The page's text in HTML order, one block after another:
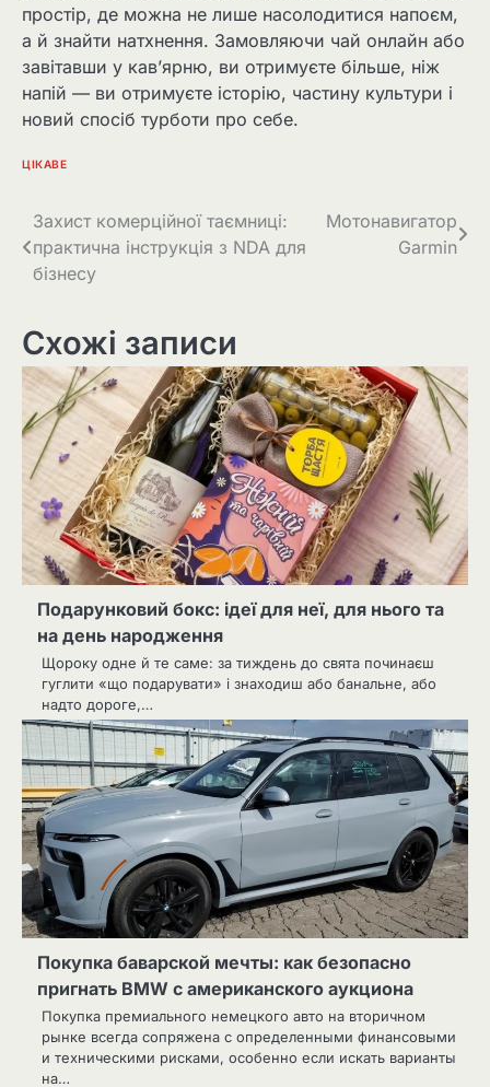
простір, де можна не лише насолодитися напоєм,
а й знайти натхнення. Замовляючи чай онлайн або
завітавши у кав’ярню, ви отримуєте більше, ніж
напій — ви отримуєте історію, частину культури і
новий спосіб турботи про себе.
ЦІКАВЕ
Навігація
записів
Захист комерційної таємниці:
практична інструкція з NDA для
бізнесу
Мотонавигатор
Garmin
Схожі записи
Подарунковий бокс: ідеї для неї, для нього та
на день народження
Щороку одне й те саме: за тиждень до свята починаєш
гуглити «що подарувати» і знаходиш або банальне, або
надто дороге,…
Покупка баварской мечты: как безопасно
пригнать BMW с американского аукциона
Покупка премиального немецкого авто на вторичном
рынке всегда сопряжена с определенными финансовыми
и техническими рисками, особенно если искать варианты
на…